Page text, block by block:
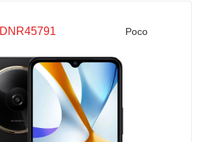
DNR45791 Poco